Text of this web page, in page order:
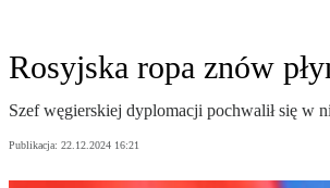
Rosyjska ropa znów
Szef węgierskiej dyplomacji pochwalił się w
Publikacja: 22.12.2024 16:21